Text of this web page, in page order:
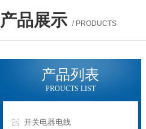
产品展示 / PRODUCTS
产品列表
PROUCTS LIST
开关电器电线